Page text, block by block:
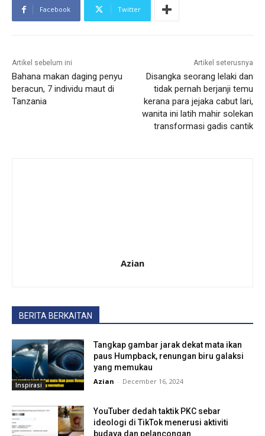
Facebook Twitter
Artikel sebelum ini
Bahana makan daging penyu
beracun, 7 individu maut di
Tanzania
Artikel seterusnya
Disangka seorang lelaki dan
tidak pernah berjanji temu
kerana para jejaka cabut lari,
wanita ini latih mahir solekan
transformasi gadis cantik
Azian
BERITA BERKAITAN
Inspirasi
Tangkap gambar jarak dekat mata ikan
paus Humpback, renungan biru galaksi
yang memukau
Azian - December 16, 2024
YouTuber dedah taktik PKC sebar
ideologi di TikTok menerusi aktiviti
budaya dan pelancongan